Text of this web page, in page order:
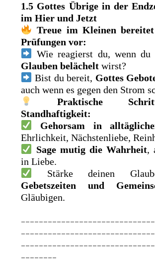
1.5 Gottes Übrige in der
im Hier und Jetzt
Treue im Kleinen
Prüfungen vor:
Wie reagierst du, wenn du
Glauben belächelt wirst?
Bist du bereit, Gottes
auch wenn es gegen den Strom
Praktische
Standhaftigkeit:
Gehorsam in
Ehrlichkeit, Nächstenliebe,
Sage mutig die Wahrheit,
in Liebe.
Stärke deinen
Gebetszeiten und
Gläubigen.